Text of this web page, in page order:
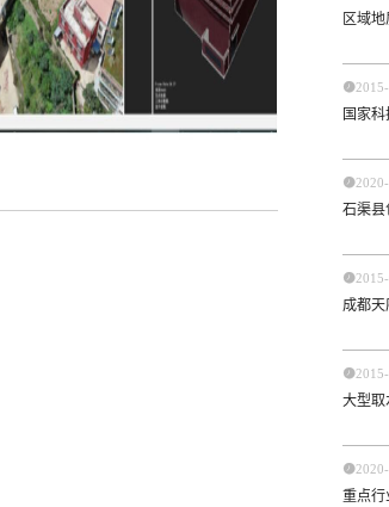
区域

国家

石渠县

成都

大型取

重点行